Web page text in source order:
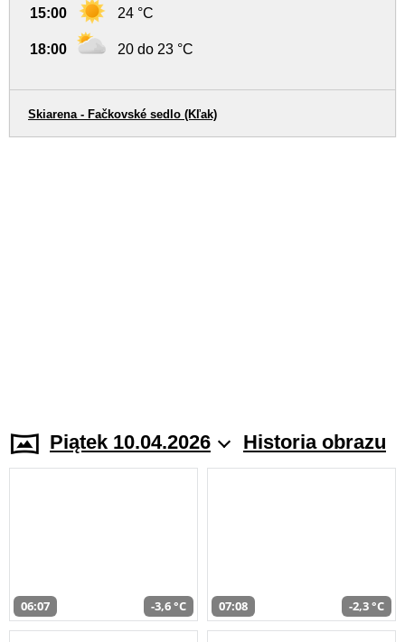
15:00 24 °C
18:00 20 do 23 °C
Skiarena - Fačkovské sedlo (Kľak)
Piątek 10.04.2026 Historia obrazu
06:07 -3,6 °C 07:08 -2,3 °C